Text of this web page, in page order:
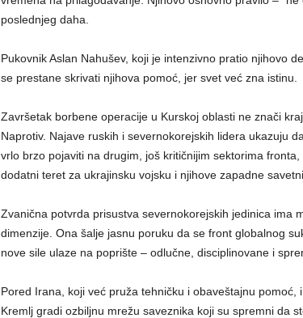
poslednjeg daha.
Pukovnik Aslan Nahušev, koji je intenzivno pratio njihovo
se prestane skrivati njihova pomoć, jer svet već zna istinu.
Završetak borbene operacije u Kurskoj oblasti ne znači
Naprotiv. Najave ruskih i severnokorejskih lidera ukazuju
vrlo brzo pojaviti na drugim, još kritičnijim sektorima
dodatni teret za ukrajinsku vojsku i njihove zapadne
Zvanična potvrda prisustva severnokorejskih jedinica ima
dimenzije. Ona šalje jasnu poruku da se front globalnog
nove sile ulaze na poprište – odlučne, disciplinovane i
Pored Irana, koji već pruža tehničku i obaveštajnu pomoć,
Kremlj gradi ozbiljnu mrežu saveznika koji su spremni da